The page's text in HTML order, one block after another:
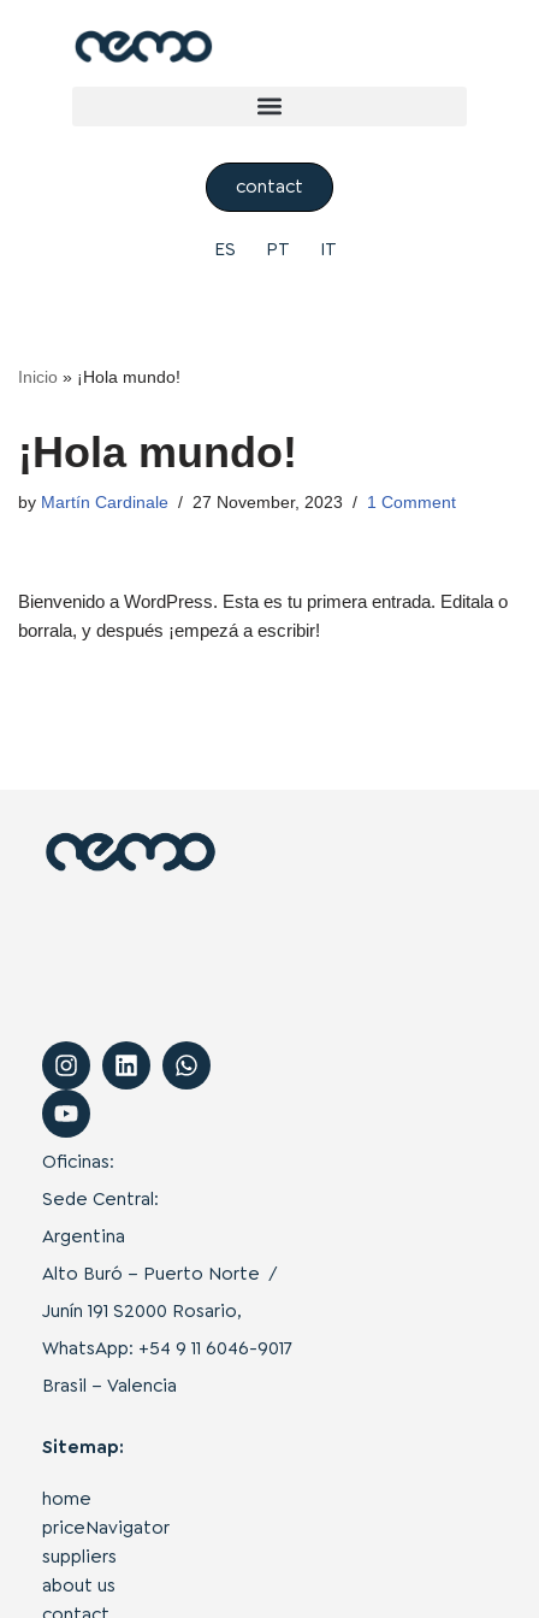
contact
ES PT IT
Inicio » ¡Hola mundo!
¡Hola mundo!
by Martín Cardinale 27 November, 2023 1 Comment
Bienvenido a WordPress. Esta es tu primera entrada. Editala o
borrala, y después ¡empezá a escribir!
Oficinas:
Sede Central:
Argentina
Alto Buró – Puerto Norte /
Junín 191 S2000 Rosario,
WhatsApp: +54 9 11 6046-9017
Brasil – Valencia
Sitemap:
home
priceNavigator
suppliers
about us